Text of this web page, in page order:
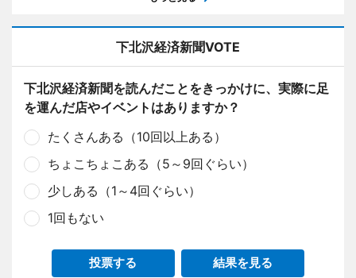
下北沢経済新聞VOTE
下北沢経済新聞を読んだことをきっかけに、実際に足
を運んだ店やイベントはありますか？
たくさんある（10回以上ある）
ちょこちょこある（5～9回ぐらい）
少しある（1～4回ぐらい）
1回もない
投票する 結果を見る